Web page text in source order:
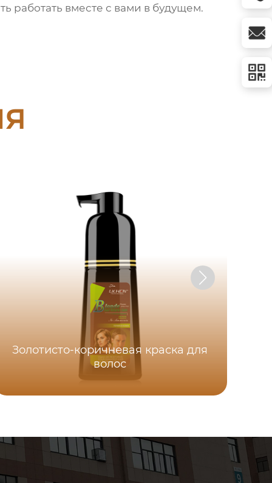
работать вместе с вами в будущем.
Золотисто-коричневая краска для
волос